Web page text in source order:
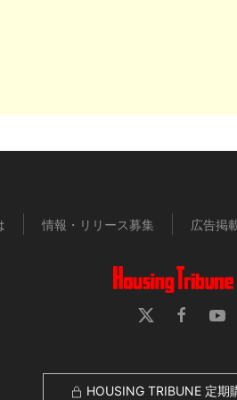
情報・リリース募集 広告掲
HOUSING TRIBUNE 定期